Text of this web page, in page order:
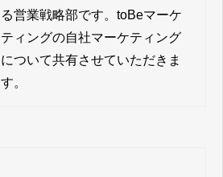
る営業戦略部です。toBeマーケ
ティングの自社マーケティング
について共有させていただきま
す。